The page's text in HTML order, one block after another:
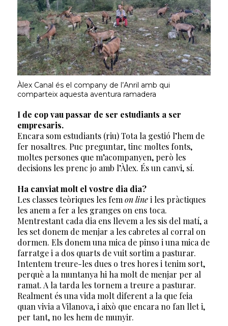
Àlex Canal és el company de l’Anril amb qui
comparteix aquesta aventura ramadera
I de cop vau passar de ser estudiants a ser
empresaris.
Encara som estudiants (riu) Tota la gestió l’hem de
fer nosaltres. Puc preguntar, tinc moltes fonts,
moltes persones que m’acompanyen, però les
decisions les prenc jo amb l’Àlex. És un canvi, sí.
Ha canviat molt el vostre dia dia?
Les classes teòriques les fem on linei les pràctiques
les anem a fer a les granges on ens toca.
Mentrestant cada dia ens llevem a les sis del matí, a
les set donem de menjar a les cabretes al corral on
dormen. Els donem una mica de pinso i una mica de
farratge i a dos quarts de vuit sortim a pasturar.
Intentem treure-les dues o tres hores i tenim sort,
perquè a la muntanya hi ha molt de menjar per al
ramat. A la tarda les tornem a treure a pasturar.
Realment és una vida molt diferent a la que feia
quan vivia a Vilanova, i això que encara no fan llet i,
per tant, no les hem de munyir.